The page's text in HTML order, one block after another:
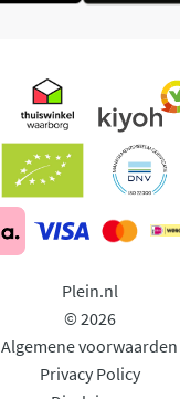
Plein.nl
© 2026
Algemene voorwaarden
Privacy Policy